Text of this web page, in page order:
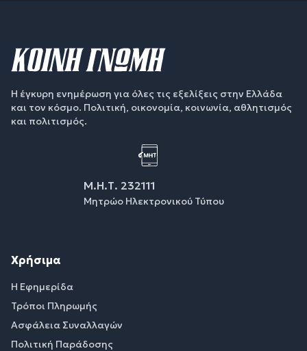
Η έγκυρη ενημέρωση για όλες τις εξελίξεις στην Ελλάδα
και τον κόσμο. Πολιτική, οικονομία, κοινωνία, αθλητισμός
και πολιτισμός.
Μ.Η.Τ. 232111
Μητρώο Ηλεκτρονικού Τύπου
Χρήσιμα
Η Εφημερίδα
Τρόποι Πληρωμής
Ασφάλεια Συναλλαγών
Πολιτική Παράδοσης